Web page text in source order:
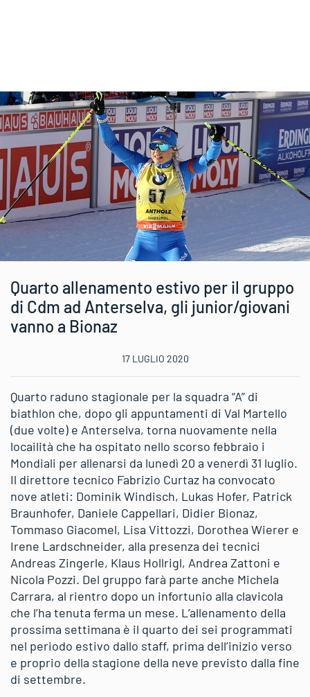
Quarto allenamento estivo per il gruppo
di Cdm ad Anterselva, gli junior/giovani
vanno a Bionaz
17 LUGLIO 2020
Quarto raduno stagionale per la squadra “A” di
biathlon che, dopo gli appuntamenti di Val Martello
(due volte) e Anterselva, torna nuovamente nella
locailità che ha ospitato nello scorso febbraio i
Mondiali per allenarsi da lunedì 20 a venerdì 31 luglio.
Il direttore tecnico Fabrizio Curtaz ha convocato
nove atleti: Dominik Windisch, Lukas Hofer, Patrick
Braunhofer, Daniele Cappellari, Didier Bionaz,
Tommaso Giacomel, Lisa Vittozzi, Dorothea Wierer e
Irene Lardschneider, alla presenza dei tecnici
Andreas Zingerle, Klaus Hollrigl, Andrea Zattoni e
Nicola Pozzi. Del gruppo farà parte anche Michela
Carrara, al rientro dopo un infortunio alla clavicola
che l’ha tenuta ferma un mese. L’allenamento della
prossima settimana è il quarto dei sei programmati
nel periodo estivo dallo staff, prima dell’inizio verso
e proprio della stagione della neve previsto dalla fine
di settembre.